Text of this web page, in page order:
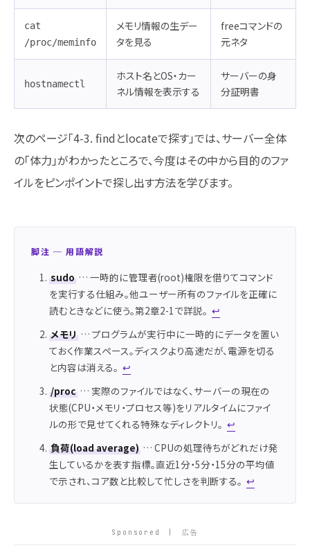
cat
/proc/meminfo
メモリ情報の生デー
タを見る
freeコマンドの
元ネタ
hostnamectl
ホスト名とOS・カー
ネル情報を表示する
サーバーの身
分証明書
次のページ「4-3. findとlocateで探す」では、サーバー全体
の「体力」がわかったところで、今度はその中から目的のファ
イルをピンポイントで探し出す方法を学びます。
脚注 ─ 用語解説
sudo … 一時的に管理者(root)権限を借りてコマンド
を実行する仕組み。他ユーザー所有のファイルを正確に
読むときなどに使う。第2章2-1で詳説。 ↩
メモリ … プログラムが実行中に一時的にデータを置い
ておく作業スペース。ディスクより高速だが、電源を切る
と内容は消える。 ↩
/proc … 実際のファイルではなく、サーバーの現在の
状態(CPU・メモリ・プロセス等)をリアルタイムにファイ
ルの形で見せてくれる特殊なディレクトリ。 ↩
負荷(load average) … CPUの処理待ちがどれだけ発
生しているかを表す指標。直近1分・5分・15分の平均値
で示され、コア数と比較して忙しさを判断する。 ↩